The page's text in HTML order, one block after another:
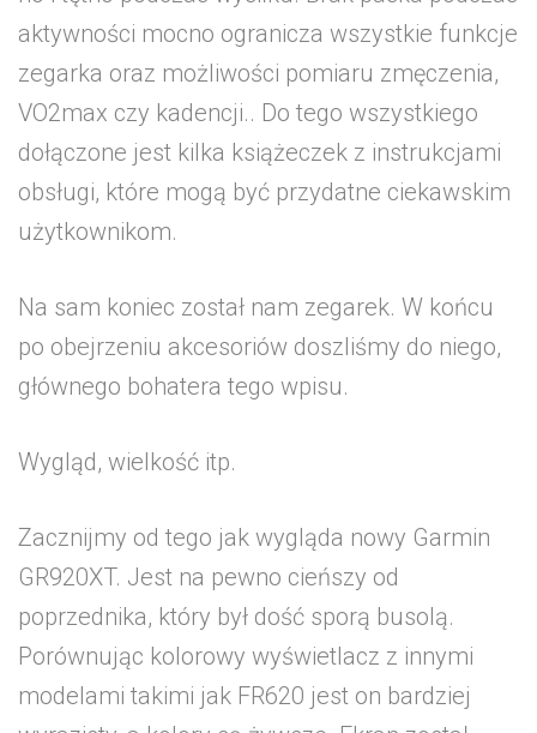
aktywności mocno ogranicza wszystkie funkcje
zegarka oraz możliwości pomiaru zmęczenia,
VO2max czy kadencji.. Do tego wszystkiego
dołączone jest kilka książeczek z instrukcjami
obsługi, które mogą być przydatne ciekawskim
użytkownikom.
Na sam koniec został nam zegarek. W końcu
po obejrzeniu akcesoriów doszliśmy do niego,
głównego bohatera tego wpisu.
Wygląd, wielkość itp.
Zacznijmy od tego jak wygląda nowy Garmin
GR920XT. Jest na pewno cieńszy od
poprzednika, który był dość sporą busolą.
Porównując kolorowy wyświetlacz z innymi
modelami takimi jak FR620 jest on bardziej